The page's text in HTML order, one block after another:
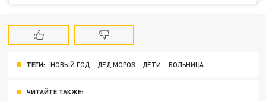
ТЕГИ: НОВЫЙ ГОД ДЕД МОРОЗ ДЕТИ БОЛЬНИЦА
ЧИТАЙТЕ ТАКЖЕ: